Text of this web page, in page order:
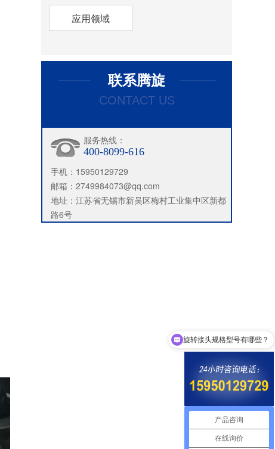
应用领域
联系腾旋
CONTACT US
服务热线：
400-8099-616
手机：15950129729
邮箱：2749984073@qq.com
地址：江苏省无锡市新吴区梅村工业集中区新都
路6号
产品咨询
在线询价
这款旋转接头可以定制吗？